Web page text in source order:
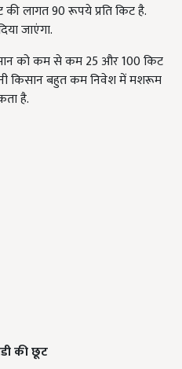
लागत 90 रूपये प्रति किट है.
जाएंगा.
को कम से कम 25 और 100 किट
किसान बहुत कम निवेश में मशरूम
है.
की छूट